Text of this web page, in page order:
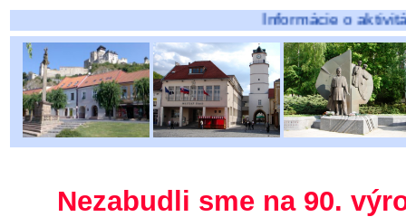
Informácie o aktivitách
Nezabudli sme na 90.